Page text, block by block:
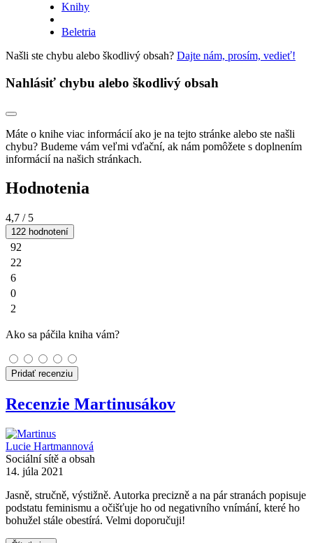
Knihy
Beletria
Našli ste chybu alebo škodlivý obsah? Dajte nám, prosím, vedieť!
Nahlásiť chybu alebo škodlivý obsah
Máte o knihe viac informácií ako je na tejto stránke alebo ste našli
chybu? Budeme vám veľmi vďační, ak nám pomôžete s doplnením
informácií na našich stránkach.
Hodnotenia
4,7 / 5
122 hodnotení
92
22
6
0
2
Ako sa páčila kniha vám?
Pridať recenziu
Recenzie Martinusákov
Lucie Hartmannová
Sociální sítě a obsah
14. júla 2021
Jasně, stručně, výstižně. Autorka precizně a na pár stranách popisuje
podstatu feminismu a očišťuje ho od negativního vnímání, které ho
bohužel stále obestírá. Velmi doporučuji!